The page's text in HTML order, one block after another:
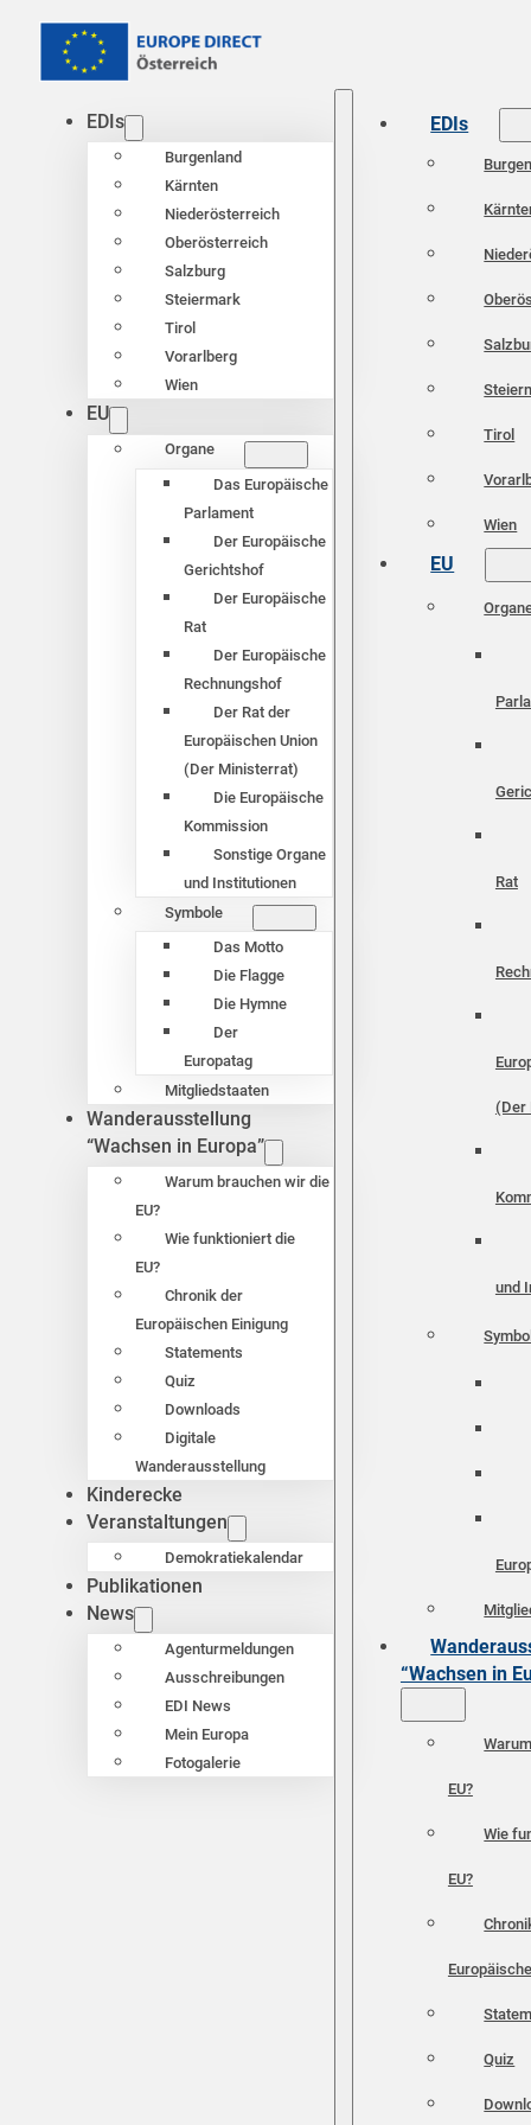
EDIs
Burgenland
Kärnten
Niederösterreich
Oberösterreich
Salzburg
Steiermark
Tirol
Vorarlberg
Wien
EU
Organe
Das Europäische
Parlament
Der Europäische
Gerichtshof
Der Europäische
Rat
Der Europäische
Rechnungshof
Der Rat der
Europäischen Union
(Der Ministerrat)
Die Europäische
Kommission
Sonstige Organe
und Institutionen
Symbole
Das Motto
Die Flagge
Die Hymne
Der
Europatag
Mitgliedstaaten
Wanderausstellung
“Wachsen in Europa”
Warum brauchen wir die
EU?
Wie funktioniert die
EU?
Chronik der
Europäischen Einigung
Statements
Quiz
Downloads
Digitale
Wanderausstellung
Kinderecke
Veranstaltungen
Demokratiekalendar
Publikationen
News
Agenturmeldungen
Ausschreibungen
EDI News
Mein Europa
Fotogalerie
EDIs
Tirol
Wien
EU
Rat
(Der
und
“Wachsen in
EU?
Wie
EU?
Quiz